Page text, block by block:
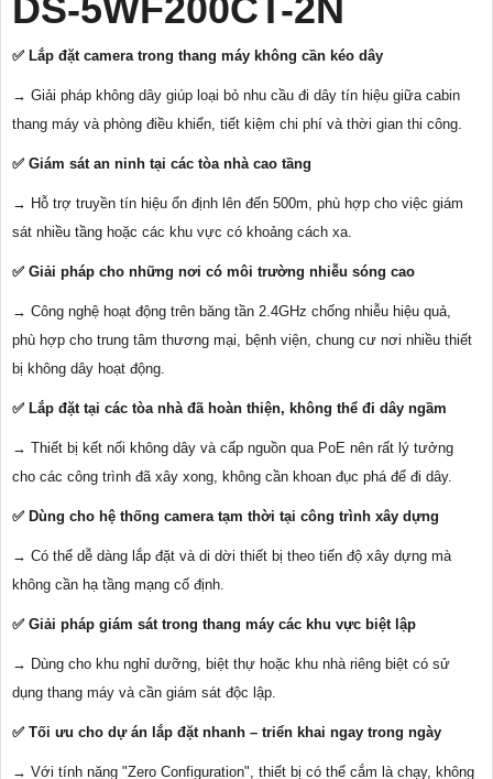
✅ Lắp đặt camera trong thang máy không cần kéo dây
→ Giải pháp không dây giúp loại bỏ nhu cầu đi dây tín hiệu giữa cabin
thang máy và phòng điều khiển, tiết kiệm chi phí và thời gian thi công.
✅ Giám sát an ninh tại các tòa nhà cao tầng
→ Hỗ trợ truyền tín hiệu ổn định lên đến 500m, phù hợp cho việc giám
sát nhiều tầng hoặc các khu vực có khoảng cách xa.
✅ Giải pháp cho những nơi có môi trường nhiễu sóng cao
→ Công nghệ hoạt động trên băng tần 2.4GHz chống nhiễu hiệu quả,
phù hợp cho trung tâm thương mại, bệnh viện, chung cư nơi nhiều thiết
bị không dây hoạt động.
✅ Lắp đặt tại các tòa nhà đã hoàn thiện, không thể đi dây ngầm
→ Thiết bị kết nối không dây và cấp nguồn qua PoE nên rất lý tưởng
cho các công trình đã xây xong, không cần khoan đục phá để đi dây.
✅ Dùng cho hệ thống camera tạm thời tại công trình xây dựng
→ Có thể dễ dàng lắp đặt và di dời thiết bị theo tiến độ xây dựng mà
không cần hạ tầng mạng cố định.
✅ Giải pháp giám sát trong thang máy các khu vực biệt lập
→ Dùng cho khu nghỉ dưỡng, biệt thự hoặc khu nhà riêng biệt có sử
dụng thang máy và cần giám sát độc lập.
✅ Tối ưu cho dự án lắp đặt nhanh – triển khai ngay trong ngày
→ Với tính năng "Zero Configuration", thiết bị có thể cắm là chạy, không